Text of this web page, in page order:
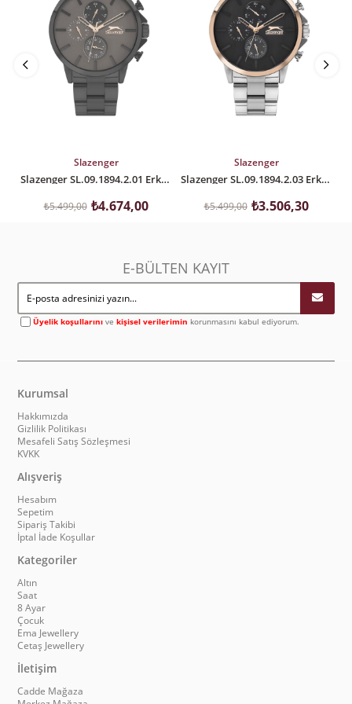
SEPETE EKLESlazenger
Slazenger SL.09.1894.2.01 Erkek Kol Saati
₺4.674,00
₺5.499,00
SEPETE EKLESlazenger
Slazenger SL.09.1894.2.03 Erkek Kol Saati
₺3.506,30
₺5.499,00
E-BÜLTEN KAYIT
Üyelik koşullarını vekişisel verilerimin korunmasını kabul ediyorum.
Kurumsal
Hakkımızda
Gizlilik Politikası
Mesafeli Satış Sözleşmesi
KVKK
Alışveriş
Hesabım
Sepetim
Sipariş Takibi
İptal İade Koşullar
Kategoriler
Altın
Saat
8 Ayar
Çocuk
Ema Jewellery
Cetaş Jewellery
İletişim
Cadde Mağaza